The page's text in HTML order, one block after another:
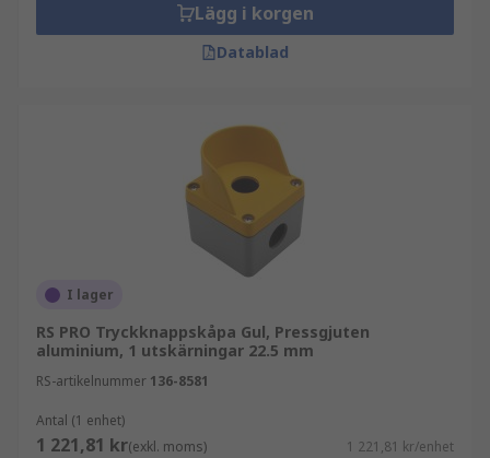
Lägg i korgen
Datablad
I lager
RS PRO Tryckknappskåpa Gul, Pressgjuten
aluminium, 1 utskärningar 22.5 mm
RS-artikelnummer 136-8581
Antal (1 enhet)
1 221,81 kr(exkl. moms) 1 221,81 kr/enhet